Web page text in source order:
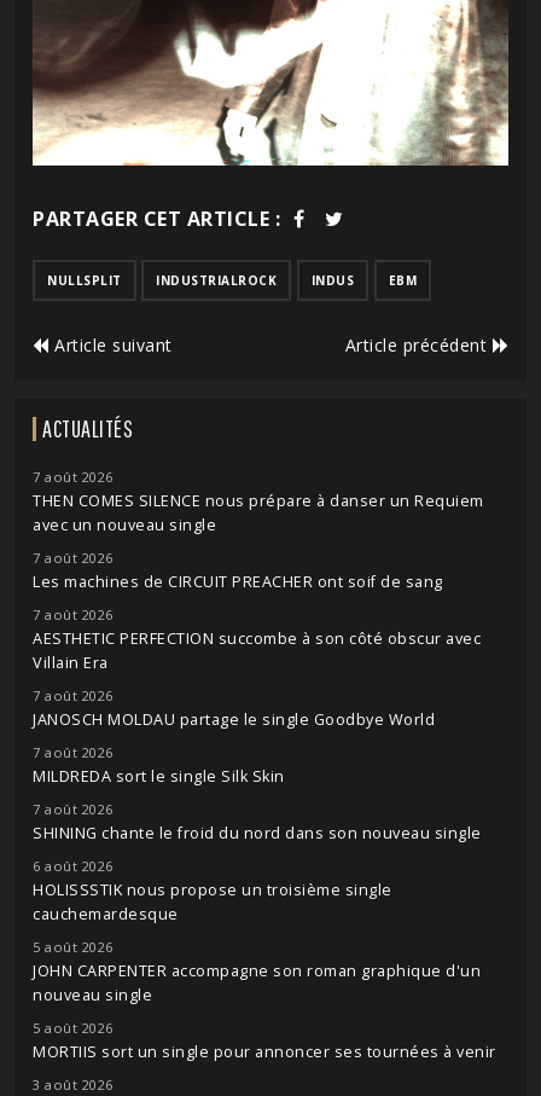
PARTAGER CET ARTICLE :
NULLSPLIT INDUSTRIALROCK INDUS EBM
Article suivant Article précédent
ACTUALITÉS
7 août 2026
THEN COMES SILENCE nous prépare à danser un Requiem
avec un nouveau single
7 août 2026
Les machines de CIRCUIT PREACHER ont soif de sang
7 août 2026
AESTHETIC PERFECTION succombe à son côté obscur avec
Villain Era
7 août 2026
JANOSCH MOLDAU partage le single Goodbye World
7 août 2026
MILDREDA sort le single Silk Skin
7 août 2026
SHINING chante le froid du nord dans son nouveau single
6 août 2026
HOLISSSTIK nous propose un troisième single
cauchemardesque
5 août 2026
JOHN CARPENTER accompagne son roman graphique d'un
nouveau single
5 août 2026
MORTIIS sort un single pour annoncer ses tournées à venir
3 août 2026